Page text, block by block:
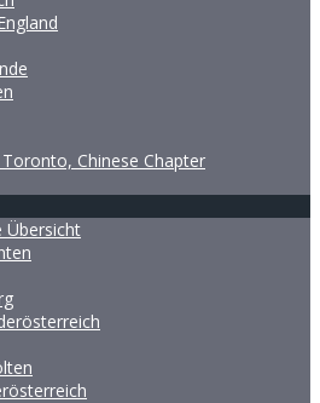
Toronto, Chinese Chapter
Übersicht